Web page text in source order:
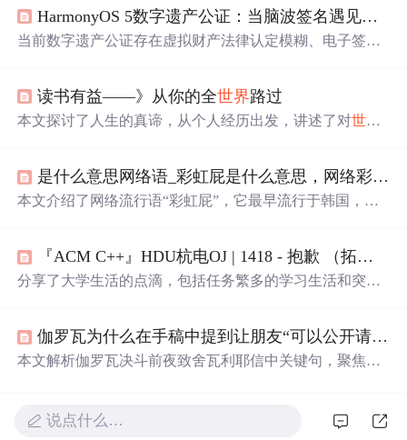
HarmonyOS 5数字遗产公证：当脑波签名遇见司法区块链，《数字遗产继承法》下的“数字
当前数字遗产公证存在虚拟财产法律认定模糊、电子签名
遗嘱合法化、便捷化。该系统经实验验证合规可靠，对玩
家、行业和社会都有重要意义。
读书有益——》从你的全世界路过
本文探讨了人生的真谛，从个人经历出发，讲述了对世界
的重要性。
是什么意思网络语_彩虹屁是什么意思，网络彩虹屁夸人语录大全，彩虹屁是什么梗...
本文介绍了网络流行语“彩虹屁”，它最早流行于韩国，原
『ACM C++』HDU杭电OJ | 1418 - 抱歉 （拓扑学：多面体欧拉定理引申）
分享了大学生活的点滴，包括任务繁多的学习生活和突然
多面体欧拉定理的应用。
伽罗瓦为什么在手稿中提到让朋友“可以公开请求雅可比或高斯对此发表意见，但不是关于正确性，而是关于重要性”
本文解析伽罗瓦决斗前夜致舍瓦利耶信中关键句，聚焦其
的清醒反抗；三是精准预见高斯与雅可比作为
唯一可能理
说点什么…